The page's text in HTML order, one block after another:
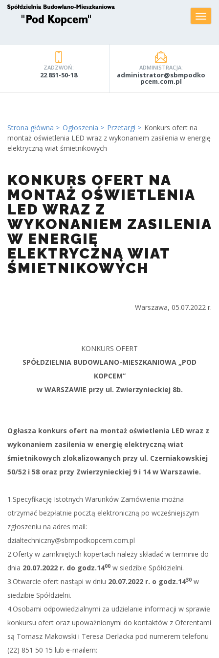
ZADZWOŃ:
22 851-50-18
ADMINISTRACJA:
administrator@sbmpodko
pcem.com.pl
Strona główna Ogłoszenia Przetargi
Konkurs ofert na
montaż oświetlenia LED wraz z wykonaniem zasilenia w energię
elektryczną wiat śmietnikowych
KONKURS OFERT NA
MONTAŻ OŚWIETLENIA
LED WRAZ Z
WYKONANIEM ZASILENIA
W ENERGIĘ
ELEKTRYCZNĄ WIAT
ŚMIETNIKOWYCH
Warszawa, 05.07.2022 r.
KONKURS OFERT
SPÓŁDZIELNIA BUDOWLANO-MIESZKANIOWA „POD
KOPCEM”
w WARSZAWIE przy ul. Zwierzynieckiej 8b.
Ogłasza konkurs ofert na montaż oświetlenia LED wraz z
wykonaniem zasilenia w energię elektryczną wiat
śmietnikowych zlokalizowanych przy ul. Czerniakowskiej
50/52 i 58 oraz przy Zwierzynieckiej 9 i 14 w Warszawie.
1.Specyfikację Istotnych Warunków Zamówienia można
otrzymać bezpłatnie pocztą elektroniczną po wcześniejszym
zgłoszeniu na adres mail:
dzialtechniczny@sbmpodkopcem.com.pl
2.Oferty w zamkniętych kopertach należy składać w terminie do
dnia 20.07.2022 r. do godz.1400 w siedzibie Spółdzielni.
3.Otwarcie ofert nastąpi w dniu 20.07.2022 r. o godz.1430 w
siedzibie Spółdzielni.
4.Osobami odpowiedzialnymi za udzielanie informacji w sprawie
konkursu ofert oraz upoważnionymi do kontaktów z Oferentami
są Tomasz Makowski i Teresa Derlacka pod numerem telefonu
(22) 851 50 15 lub e-mailem: